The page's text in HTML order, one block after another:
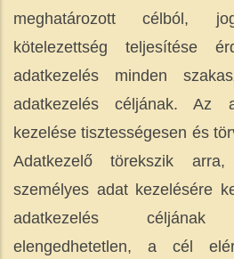
meghatározott célból,
kötelezettség teljesítése
adatkezelés minden
adatkezelés céljának. Az
kezelése tisztességesen és
Adatkezelő törekszik
személyes adat kezelésére
adatkezelés céljának
elengedhetetlen, a cél